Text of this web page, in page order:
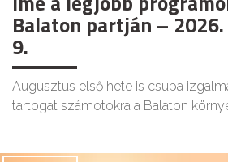
Balaton partján –
9.
Augusztus első hete is csupa
tartogat számotokra a Balaton